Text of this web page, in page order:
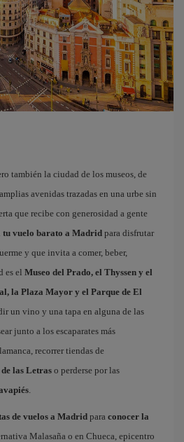
también la ciudad de los museos, de
avenidas trazadas en una urbe sin
que recibe con generosidad a gente
tu vuelo barato a Madrid para disfrutar
y que invita a comer, beber,
es el Museo del Prado, el Thyssen y el
la Plaza Mayor y el Parque de El
un vino y una tapa en alguna de las
junto a los escaparates más
recorrer tiendas de
las Letras o perderse por las
.
de vuelos a Madrid para conocer la
Malasaña o en Chueca, epicentro